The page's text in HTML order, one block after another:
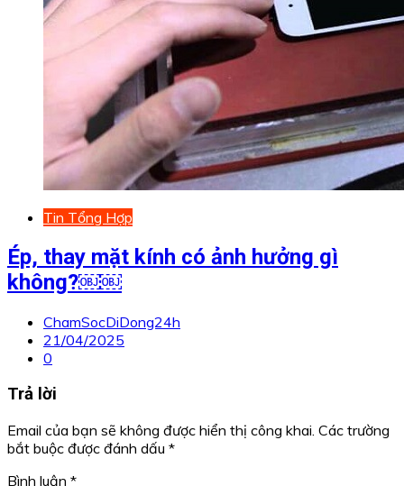
Tin Tổng Hợp
Ép, thay mặt kính có ảnh hưởng gì
không?￼￼
ChamSocDiDong24h
21/04/2025
0
Trả lời
Email của bạn sẽ không được hiển thị công khai. Các trường
bắt buộc được đánh dấu *
Bình luận *